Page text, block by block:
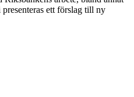
ett förslag till ny